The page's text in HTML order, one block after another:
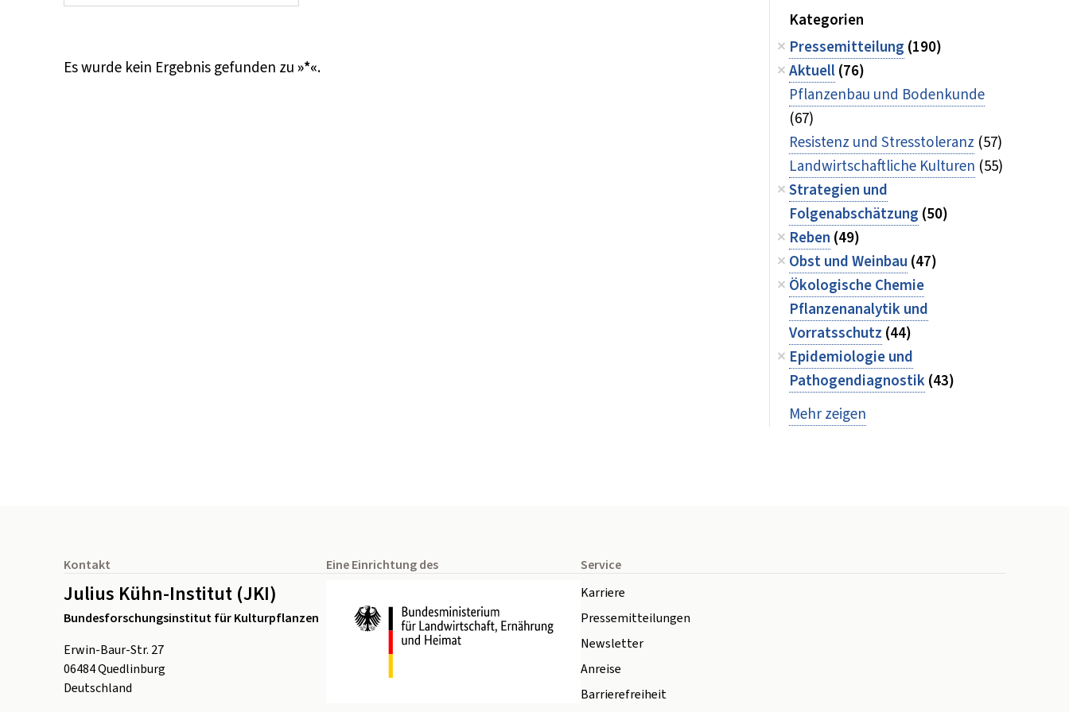
Es wurde kein Ergebnis gefunden zu»*«.
Kategorien
Pressemitteilung (190)
Aktuell(76)
Pflanzenbau und Bodenkunde
(67)
Resistenz und Stresstoleranz (57)
Landwirtschaftliche Kulturen (55)
Strategien und
Folgenabschätzung (50)
Reben (49)
Obst und Weinbau (47)
Ökologische Chemie
Pflanzenanalytik und
Vorratsschutz (44)
Epidemiologie und
Pathogendiagnostik(43)
Mehr zeigen
Kontakt
Julius Kühn-Institut (JKI)
Bundesforschungsinstitut für Kulturpflanzen
Erwin-Baur-Str. 27
06484Quedlinburg
Deutschland
Eine Einrichtung des
Service
Karriere
Pressemitteilungen
Newsletter
Anreise
Barrierefreiheit